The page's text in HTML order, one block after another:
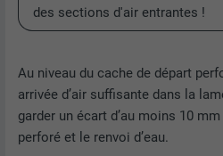
des sections d'air entrantes !
Au niveau du cache de départ
arrivée d’air suffisante dans la
garder un écart d’au moins 10
perforé et le renvoi d’eau.